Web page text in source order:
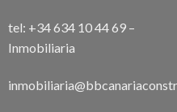
tel: +34 634 10 44 69 –
Inmobiliaria